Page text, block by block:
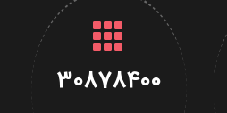
30878400